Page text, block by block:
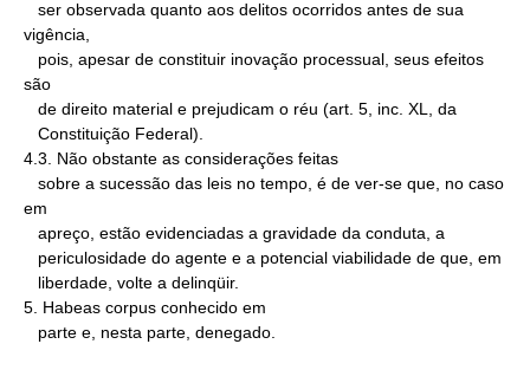
vigência,
são
4.3. Não obstante as considerações feitas
em
5. Habeas corpus conhecido em
   parte e, nesta parte, denegado.